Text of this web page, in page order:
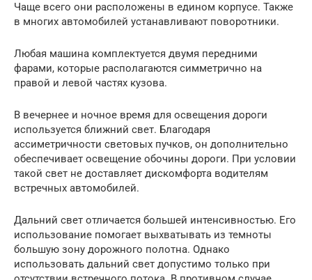
Чаще всего они расположены в едином корпусе. Также
в многих автомобилей устанавливают поворотники.
Любая машина комплектуется двумя передними
фарами, которые располагаются симметрично на
правой и левой частях кузова.
В вечернее и ночное время для освещения дороги
используется ближний свет. Благодаря
ассиметричности световых пучков, он дополнительно
обеспечивает освещение обочины дороги. При условии
такой свет не доставляет дискомфорта водителям
встречных автомобилей.
Дальний свет отличается большей интенсивностью. Его
использование помогает выхватывать из темноты
большую зону дорожного полотна. Однако
использовать дальний свет допустимо только при